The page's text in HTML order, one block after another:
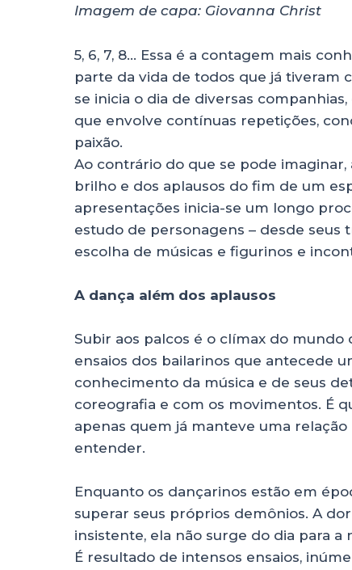
a
ts
A
p
p
c
e
b
o
o
k
k
e
dI
n
a
re
Imagem de capa: Giovanna Christ
5, 6, 7, 8… Essa é a contagem mais
parte da vida de todos que já tiveram
se inicia o dia de diversas
que envolve contínuas repetições,
paixão.
Ao contrário do que se pode
brilho e dos aplausos do fim de um
apresentações inicia-se um longo
estudo de personagens – desde seus
escolha de músicas e figurinos e
A dança além dos aplausos
Subir aos palcos é o clímax do mundo
ensaios dos bailarinos que antecede
conhecimento da música e de seus
coreografia e com os movimentos. É
apenas quem já manteve uma
entender.
Enquanto os dançarinos estão em
superar seus próprios demônios. A
insistente, ela não surge do dia para
É resultado de intensos ensaios,